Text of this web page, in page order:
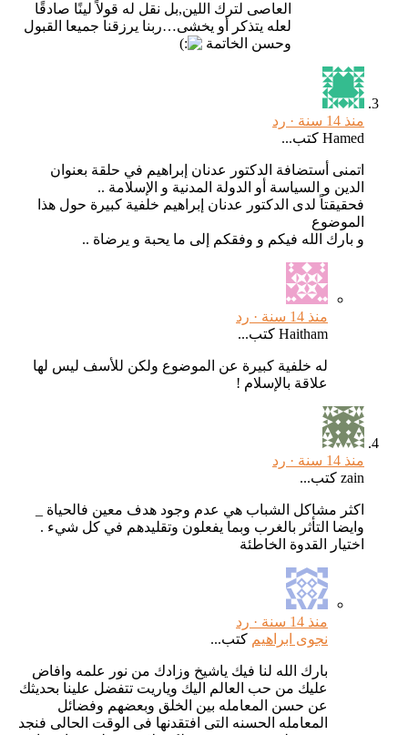
العاصى لترك اللين,بل نقل له قولاً لينًا صادقًا
لعله يتذكر أو يخشى…ربنا يرزقنا جميعا القبول
وحسن الخاتمة
رد
Hamed كتب...
اتمنى أستضافة الدكتور عدنان إبراهيم في حلقة بعنوان
الدين و السياسة أو الدولة المدنية و الإسلامة ..
فحقيقتاً لدى الدكتور عدنان إبراهيم خلفية كبيرة حول هذا
الموضوع
و بارك الله فيكم و وفقكم إلى ما يحبة و يرضاة ..
رد
Haitham كتب...
له خلفية كبيرة عن الموضوع ولكن للأسف ليس لها
علاقة بالإسلام !
رد
اكثر مشاكل الشباب هي عدم وجود هدف معين فالحياة _
وايضا التأثر بالغرب وبما يفعلون وتقليدهم في كل شيء .
اختيار القدوة الخاطئة
رد
نجوى ابراهيمكتب...
بارك الله لنا فيك ياشيخ وزادك من نور علمه وافاض
عليك من حب العالم اليك وياريت تتفضل علينا بحديثك
عن حسن المعامله بين الخلق وبعضهم وفضائل
المعامله الحسنه التى افتقدنها فى الوقت الحالى فنجد